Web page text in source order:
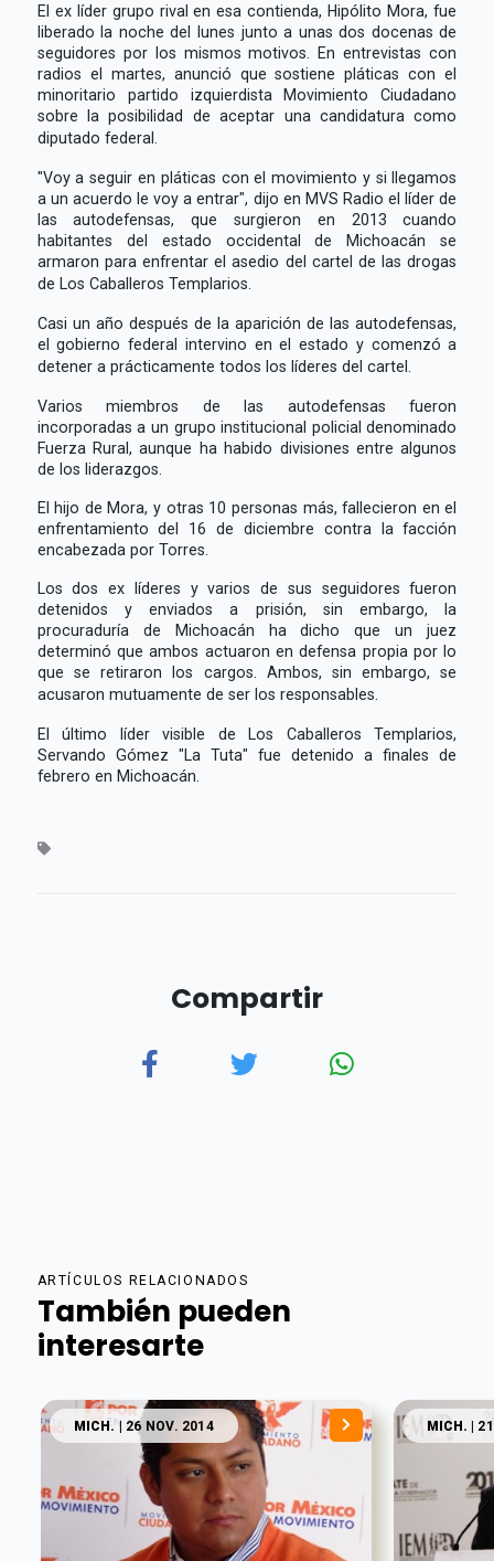
El ex líder grupo rival en esa contienda, Hipólito Mora, fue
liberado la noche del lunes junto a unas dos docenas de
seguidores por los mismos motivos. En entrevistas con
radios el martes, anunció que sostiene pláticas con el
minoritario partido izquierdista Movimiento Ciudadano
sobre la posibilidad de aceptar una candidatura como
diputado federal.
"Voy a seguir en pláticas con el movimiento y si llegamos
a un acuerdo le voy a entrar", dijo en MVS Radio el líder de
las autodefensas, que surgieron en 2013 cuando
habitantes del estado occidental de Michoacán se
armaron para enfrentar el asedio del cartel de las drogas
de Los Caballeros Templarios.
Casi un año después de la aparición de las autodefensas,
el gobierno federal intervino en el estado y comenzó a
detener a prácticamente todos los líderes del cartel.
Varios miembros de las autodefensas fueron
incorporadas a un grupo institucional policial denominado
Fuerza Rural, aunque ha habido divisiones entre algunos
de los liderazgos.
El hijo de Mora, y otras 10 personas más, fallecieron en el
enfrentamiento del 16 de diciembre contra la facción
encabezada por Torres.
Los dos ex líderes y varios de sus seguidores fueron
detenidos y enviados a prisión, sin embargo, la
procuraduría de Michoacán ha dicho que un juez
determinó que ambos actuaron en defensa propia por lo
que se retiraron los cargos. Ambos, sin embargo, se
acusaron mutuamente de ser los responsables.
El último líder visible de Los Caballeros Templarios,
Servando Gómez "La Tuta" fue detenido a finales de
febrero en Michoacán.
Compartir
ARTÍCULOS RELACIONADOS
También pueden
interesarte
MICH.| 26 NOV. 2014 MICH. |